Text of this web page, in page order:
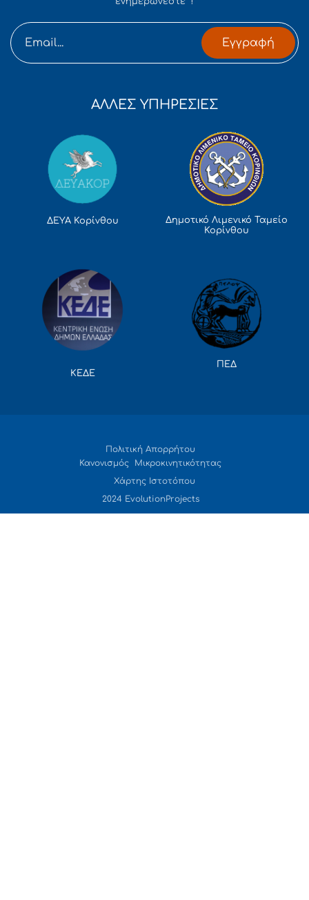
Εγγραφή
ΑΛΛΕΣ ΥΠΗΡΕΣΙΕΣ
ΔΕΥΑ Κορίνθου
Δημοτικό Λιμενικό Ταμείο
Κορίνθου
ΚΕΔΕ
ΠΕΔ
Πολιτική Απορρήτου
Κανονισμός Μικροκινητικότητας
Χάρτης Ιστοτόπου
2024 EvolutionProjects